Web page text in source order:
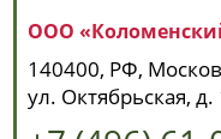
ООО
140400, РФ,
ул. Октябрьская, д.